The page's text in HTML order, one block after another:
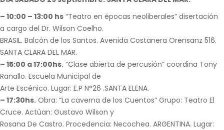
– 10:00 – 13:00 hs “Teatro en épocas neoliberales” disertación
a cargo del Dr. Wilson Coelho.
BRASIL. Balcón de los Santos. Avenida Costanera Orensanz 516.
SANTA CLARA DEL MAR.
– 15:00 a 17:00hs. “Clase abierta de percusión” coordina Tony
Ranallo. Escuela Municipal de
Arte Escénico. Lugar: E.P N°26 .SANTA ELENA.
– 17:30hs. Obra: “La caverna de los Cuentos” Grupo: Teatro El
Cruce. Actúan: Gustavo Wilson y
Rosana De Castro. Procedencia: Necochea. ARGENTINA. Lugar: